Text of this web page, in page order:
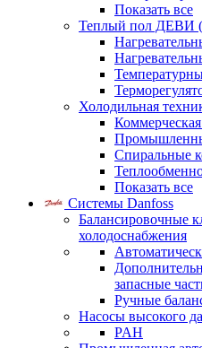
Показать все
Теплый пол ДЕВИ
Холодильная
Спиральные
Показать все
Системы Danfoss
Балансировочные
холодоснабжения
запасные
Ручные
Насосы высокого
PAH